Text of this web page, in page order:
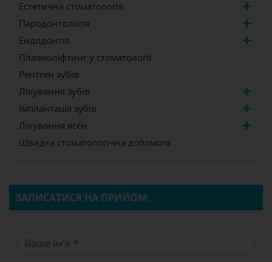
Естетична стоматологія
Пародонтологія
Ендодонтія
Плазмоліфтинг у стоматології
Рентген зубів
Лікування зубів
Імплантація зубів
Лікування ясен
Швидка стоматологічна допомога
ЗАПИСАТИСЯ НА ПРИЙОМ: